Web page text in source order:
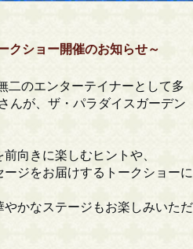
クショー開催のお知らせ～
二のエンターテイナーとして多
んが、ザ・パラダイスガーデン
向きに楽しむヒントや、
ジをお届けするトークショーに
かなステージもお楽しみいただ